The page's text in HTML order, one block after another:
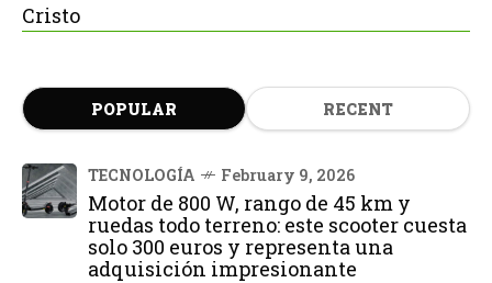
Cristo
POPULAR RECENT
TECNOLOGÍA February 9, 2026
Motor de 800 W, rango de 45 km y
ruedas todo terreno: este scooter cuesta
solo 300 euros y representa una
adquisición impresionante